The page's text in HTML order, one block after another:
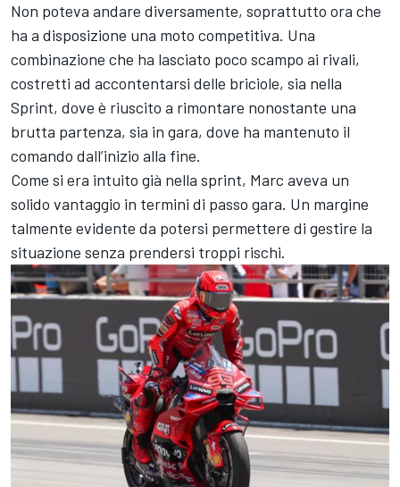
Non poteva andare diversamente, soprattutto ora che
ha a disposizione una moto competitiva. Una
combinazione che ha lasciato poco scampo ai rivali,
costretti ad accontentarsi delle briciole, sia nella
Sprint, dove è riuscito a rimontare nonostante una
brutta partenza, sia in gara, dove ha mantenuto il
comando dall’inizio alla fine.
Come si era intuito già nella sprint, Marc aveva un
solido vantaggio in termini di passo gara. Un margine
talmente evidente da potersi permettere di gestire la
situazione senza prendersi troppi rischi.